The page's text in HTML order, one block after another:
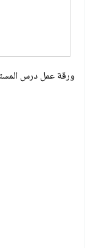
ورقة عمل درس